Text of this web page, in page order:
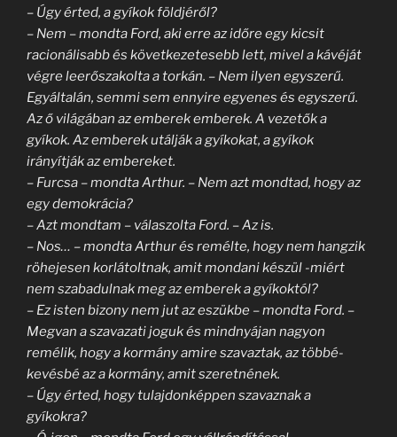
– Úgy érted, a gyíkok földjéről?
– Nem – mondta Ford, aki erre az időre egy kicsit
racionálisabb és következetesebb lett, mivel a kávéját
végre leerőszakolta a torkán. – Nem ilyen egyszerű.
Egyáltalán, semmi sem ennyire egyenes és egyszerű.
Az ő világában az emberek emberek. A vezetők a
gyíkok. Az emberek utálják a gyíkokat, a gyíkok
irányítják az embereket.
– Furcsa – mondta Arthur. – Nem azt mondtad, hogy az
egy demokrácia?
– Azt mondtam – válaszolta Ford. – Az is.
– Nos… – mondta Arthur és remélte, hogy nem hangzik
röhejesen korlátoltnak, amit mondani készül -miért
nem szabadulnak meg az emberek a gyíkoktól?
– Ez isten bizony nem jut az eszükbe – mondta Ford. –
Megvan a szavazati joguk és mindnyájan nagyon
remélik, hogy a kormány amire szavaztak, az többé-
kevésbé az a kormány, amit szeretnének.
– Úgy érted, hogy tulajdonképpen szavaznak a
gyíkokra?